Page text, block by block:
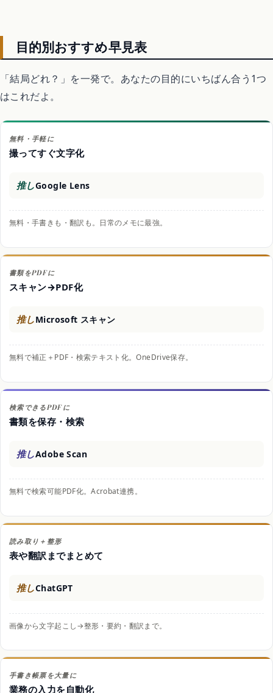
目的別おすすめ早見表
「結局どれ？」を一発で。あなたの目的にいちばん合う1つ
はこれだよ。
無料・手軽に
撮ってすぐ文字化
推しGoogle Lens
無料・手書きも・翻訳も。日常のメモに最強。
書類をPDFに
スキャン→PDF化
推しMicrosoft スキャン
無料で補正＋PDF・検索テキスト化。OneDrive保存。
検索できるPDFに
書類を保存・検索
推しAdobe Scan
無料で検索可能PDF化。Acrobat連携。
読み取り＋整形
表や翻訳までまとめて
推しChatGPT
画像から文字起こし→整形・要約・翻訳まで。
手書き帳票を大量に
業務の入力を自動化